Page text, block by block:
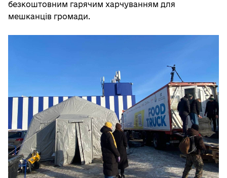
безкоштовним гарячим харчуванням для
мешканців громади.